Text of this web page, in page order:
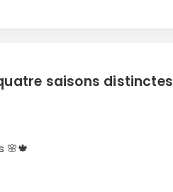
saisons distinctes